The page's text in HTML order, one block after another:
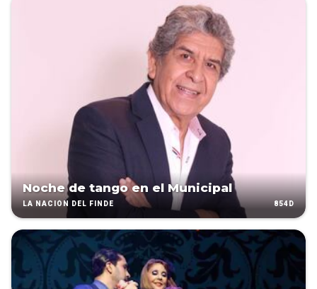
Noche de tango en el Municipal
LA NACIÓN DEL FINDE 854D